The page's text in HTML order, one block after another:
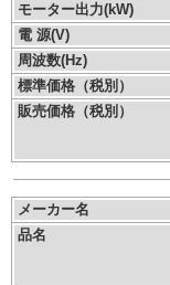
モーター出力(kW)
電 源(V)
周波数(Hz)
標準価格（税別）
販売価格（税別）
メーカー名
品名